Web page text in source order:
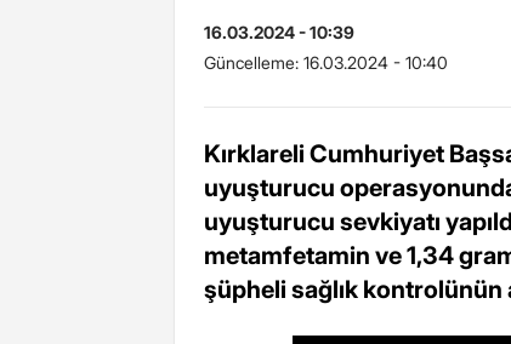
16.03.2024 - 10:39
Güncelleme: 16.03.2024 - 10:40
Kırklareli Cumhuriyet
uyuşturucu
uyuşturucu sevkiyatı
metamfetamin ve 1,34
şüpheli sağlık